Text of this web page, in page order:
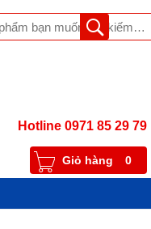
Hotline 0971 85 29 79
Giỏ hàng 0